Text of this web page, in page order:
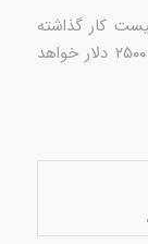
کار گذاشته
شوند، هزینه ی استفاده از آنها حدود ۲۰۰۰ – ۲۵۰۰ دلار خواهد